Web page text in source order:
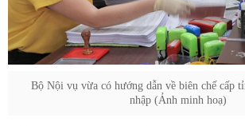
Bộ Nội vụ vừa có hướng dẫn về biên chế cấp
nhập (Ảnh minh hoạ)